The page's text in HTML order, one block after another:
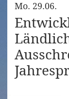
Mo. 29.06.